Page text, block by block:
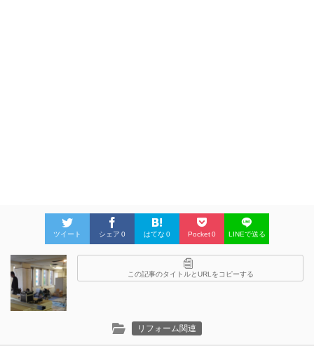
ツイート シェア 0 はてな 0 Pocket0 LINEで送る
この記事のタイトルとURLをコピーする
リフォーム関連